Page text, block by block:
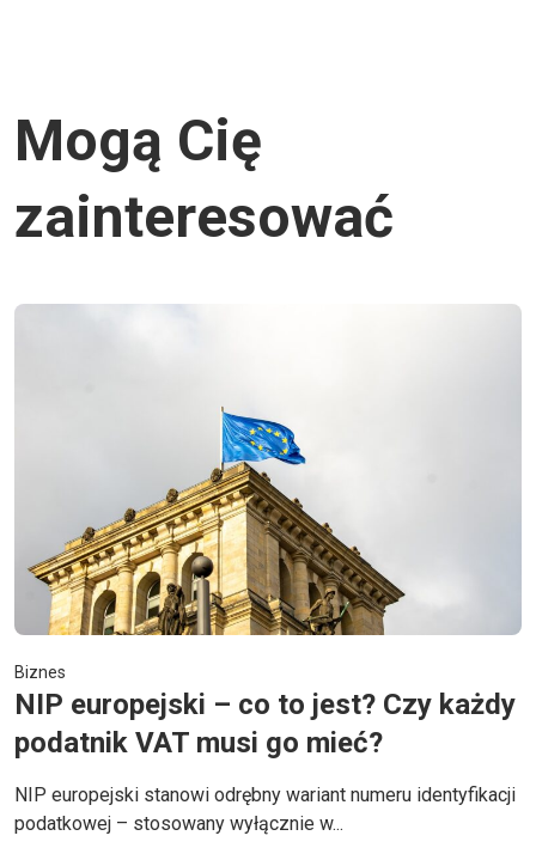
Mogą Cię
zainteresować
Biznes
NIP europejski – co to jest? Czy każdy
podatnik VAT musi go mieć?
NIP europejski stanowi odrębny wariant numeru identyfikacji
podatkowej – stosowany wyłącznie w...